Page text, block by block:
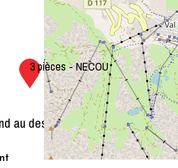
3 pièces - NECOU
au descriptif